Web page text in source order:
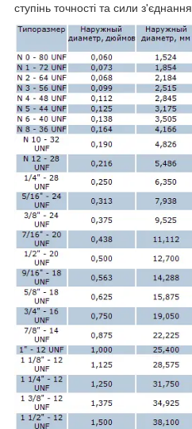
ступінь точності та сили з'єднання.